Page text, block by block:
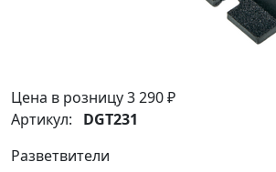
Цена в розницу3 290 ₽
Артикул: DGT231
Разветвители